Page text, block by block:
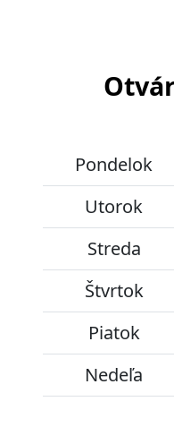
Pondelok
Utorok
Streda
Štvrtok
Piatok
Nedeľa